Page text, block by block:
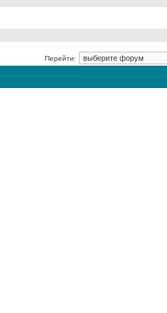
Перейти: